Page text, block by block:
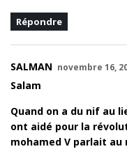
Répondre
SALMAN novembre 16,
Salam
Quand on a du nif au
ont aidé pour la
mohamed V parlait